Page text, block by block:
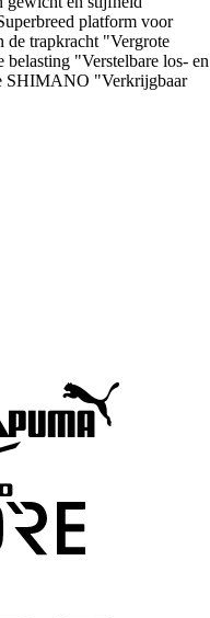
platform voor
de trapkracht "Vergrote
belasting "Verstelbare los- en
SHIMANO "Verkrijgbaar